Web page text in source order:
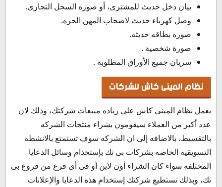
بيان دخل حديث للمشترى، أو صوره السجل التجارى.
وصل كهرباء حديث لاصحاب المهن الحره.
صوره بطاقه حديثه.
صورة شخصية .
سريان جميع الأوراق المطلوبة .
نظام المينى كاش للشركات
يعمل نظام المينى كاش على زياده مبيعات شركتك، وذلك لان
عدد أكبر من العملاء سيقومون بشراء منتجات الشركه
بالتقسيط، بالاضافه إلى ان الشركه سوف تستمتع بالانشطه
التسويقيه الخاصه بشركات بى تك بإستخدام وسائل الدعايا
المختلفه سواء كان الشراء أون لاين أو فى أى فرع من فروع بى
تك، وبذلك تستطيع شركتك إستخدام هذه الدعايا والإعلانات